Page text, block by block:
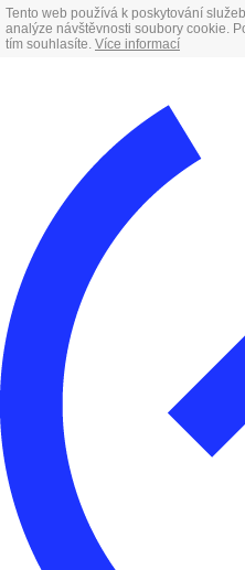
Tento web používá k poskytování
analýze návštěvnosti soubory cookie.
tím souhlasíte. Více informací